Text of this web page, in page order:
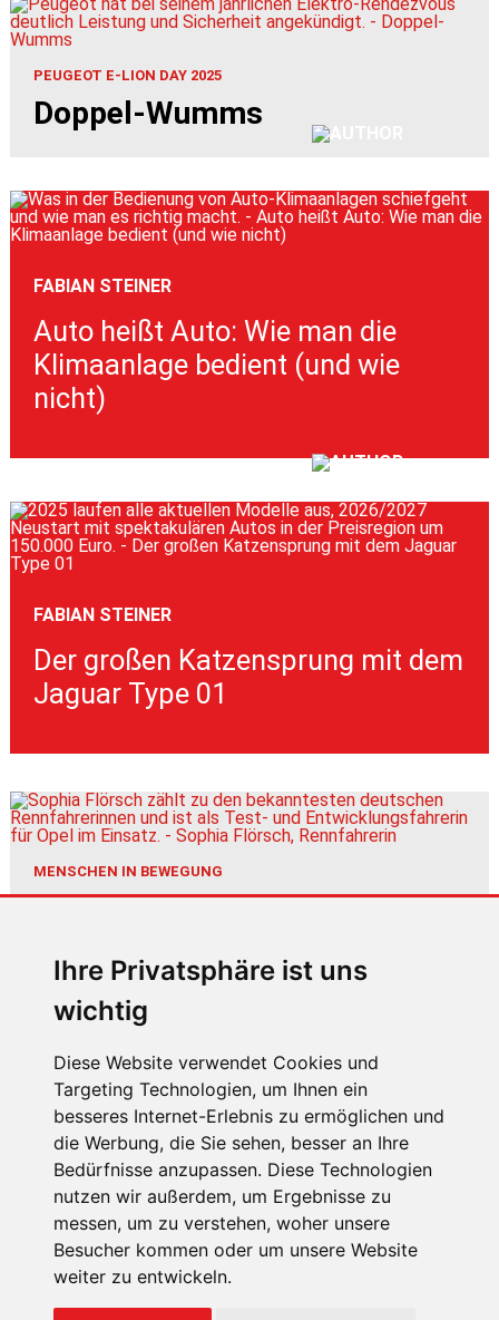
Ihre Privatsphäre ist uns
wichtig
Diese Website verwendet Cookies und
Targeting Technologien, um Ihnen ein
besseres Internet-Erlebnis zu ermöglichen und
die Werbung, die Sie sehen, besser an Ihre
Bedürfnisse anzupassen. Diese Technologien
nutzen wir außerdem, um Ergebnisse zu
messen, um zu verstehen, woher unsere
Besucher kommen oder um unsere Website
weiter zu entwickeln.
PEUGEOT E-LION DAY 2025
Doppel-Wumms
FABIAN STEINER
Auto heißt Auto: Wie man die
Klimaanlage bedient (und wie
nicht)
FABIAN STEINER
Der großen Katzensprung mit dem
Jaguar Type 01
MENSCHEN IN BEWEGUNG
Sophia Flörsch, Rennfahrerin
ÜBER UNS
KONTAKT
IMPRESSUM
RECHTLICHE HINWEISE
DATENSCHUTZ